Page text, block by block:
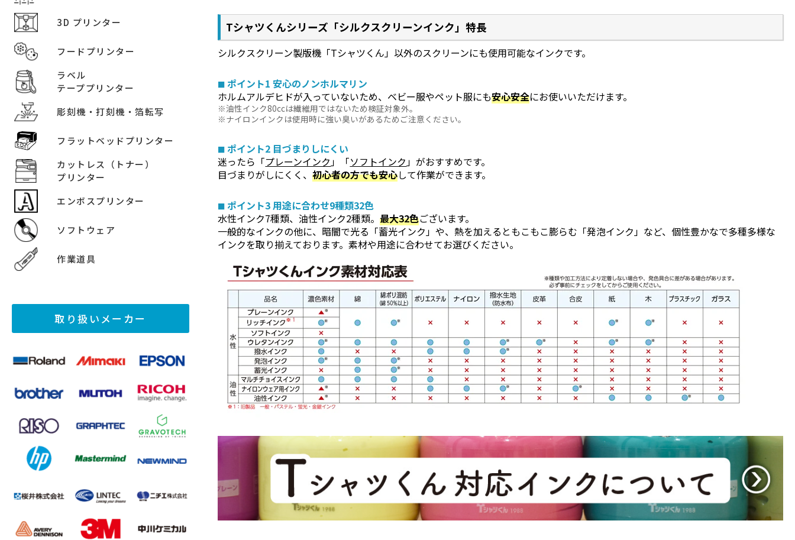
3D プリンター
フードプリンター
ラベル
テーププリンター
彫刻機・打刻機・箔転写
フラットベッドプリンター
カットレス（トナー）
プリンター
エンボスプリンター
ソフトウェア
作業道具
取り扱いメーカー
Tシャツくんシリーズ「シルクスクリーンインク」特長
シルクスクリーン製版機「Tシャツくん」以外のスクリーンにも使用可能なインクです。
ポイント1 安心のノンホルマリン
ホルムアルデヒドが入っていないため、ベビー服やペット服にも安心安全にお使いいただけます。
油性インク80ccは繊維用ではないため検証対象外。
ナイロンインクは使用時に強い臭いがあるためご注意ください。
ポイント2 目づまりしにくい
迷ったら「プレーンインク 」「ソフトインク 」がおすすめです。
目づまりがしにくく、初心者の方でも安心して作業ができます。
ポイント3 用途に合わせ9種類32色
水性インク7種類、油性インク2種類。最大32色ございます。
一般的なインクの他に、暗闇で光る「蓄光インク」や、熱を加えるともこもこ膨らむ「発泡インク」など、個性豊かなで多種多様な
インクを取り揃えております。素材や用途に合わせてお選びください。